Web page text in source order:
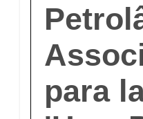
para